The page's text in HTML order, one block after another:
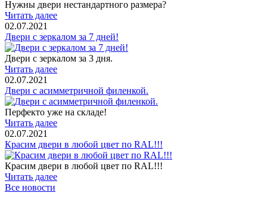
Нужны двери нестандартного размера?
Читать далее
02.07.2021
Двери с зеркалом за 7 дней!
Двери с зеркалом за 3 дня.
Читать далее
02.07.2021
Двери с асимметричной филенкой.
Перфекто уже на складе!
Читать далее
02.07.2021
Красим двери в любой цвет по RAL!!!
Красим двери в любой цвет по RAL!!!
Читать далее
Все новости